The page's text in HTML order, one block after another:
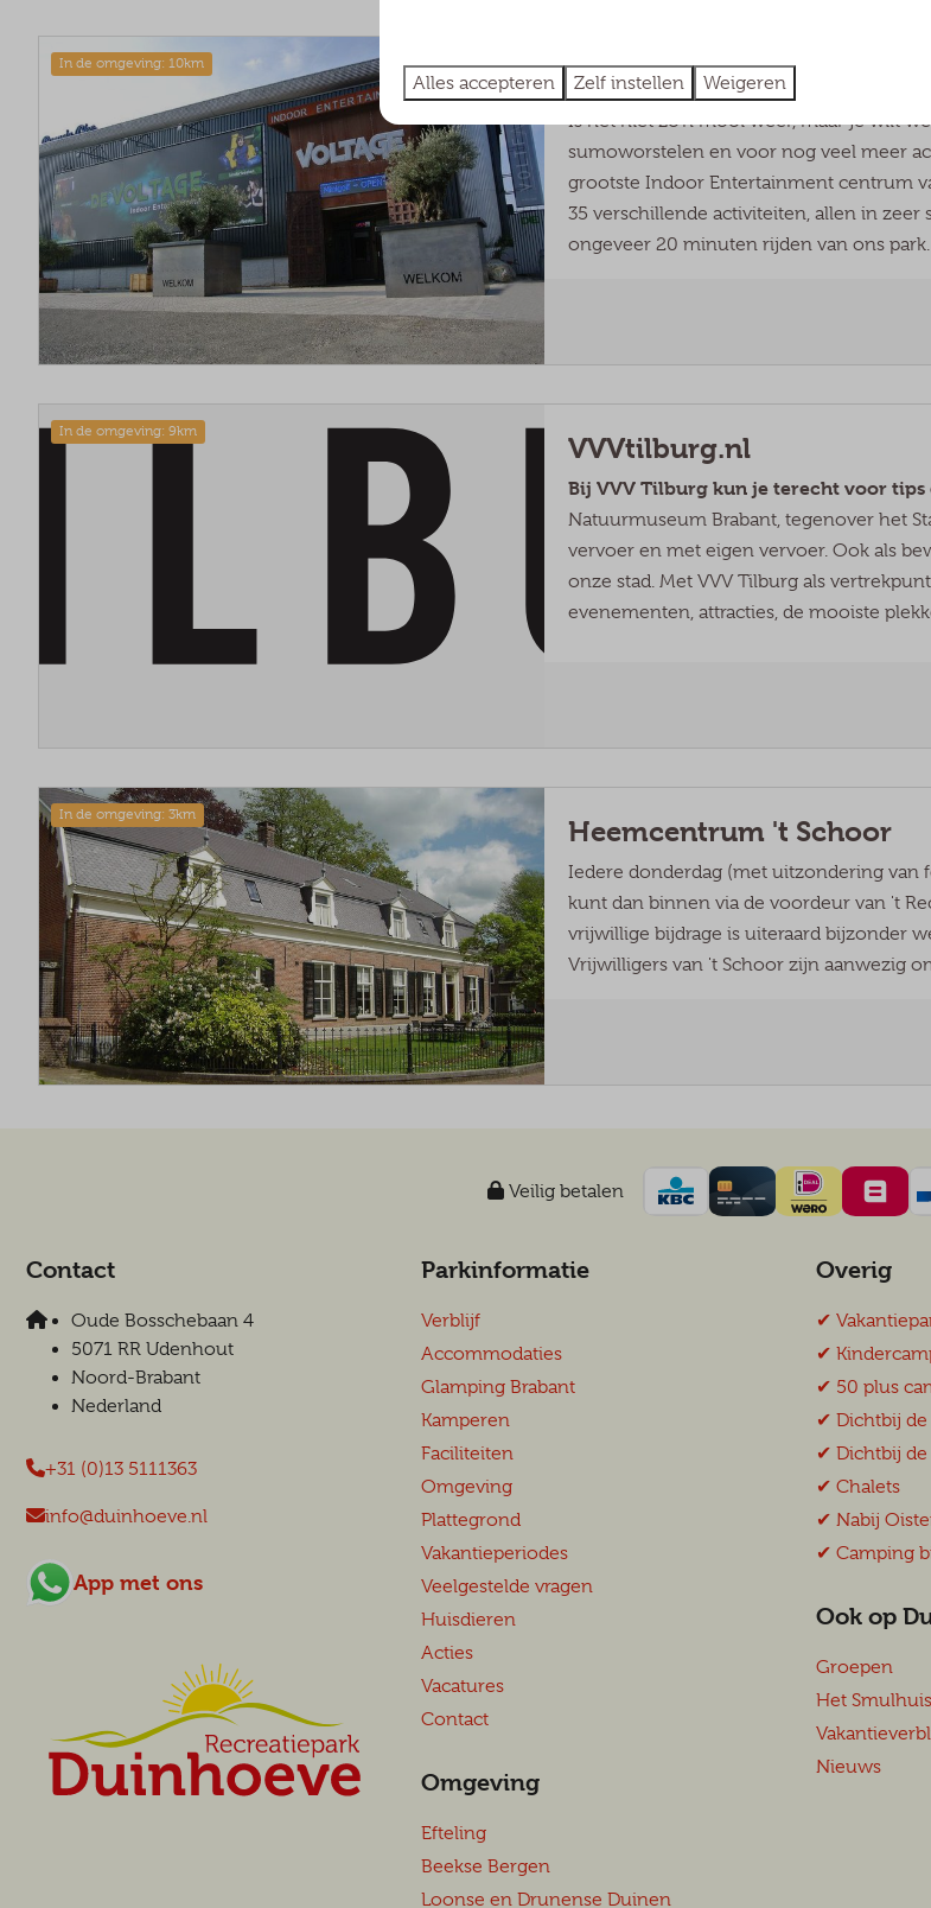
In de omgeving: 10km
De Voltage
Is het niet zo’n mooi weer, maar je wilt
sumoworstelen en voor nog veel meer
grootste Indoor Entertainment centrum
35 verschillende activiteiten, allen in
ongeveer 20 minuten rijden van ons park.
In de omgeving: 9km
VVVtilburg.nl
BijVVV Tilburg kun je terecht voor
Natuurmuseum Brabant, tegenover het
vervoer en met eigen vervoer. Ook als
onze stad. Met VVV Tilburg als
evenementen, attracties, de mooiste
In de omgeving: 3km
Heemcentrum 't Schoor
Iedere donderdag (met uitzondering van
kunt dan binnen via de voordeur van 't
vrijwillige bijdrage is uiteraard bijzonder
Vrijwilligers van 't Schoor zijn aanwezig
Veilig betalen
Contact
Oude Bosschebaan 4
5071 RR Udenhout
Noord-Brabant
Nederland
+31 (0)13 5111363
info@duinhoeve.nl
App met ons
Parkinformatie
Verblijf
Accommodaties
Glamping Brabant
Kamperen
Faciliteiten
Omgeving
Plattegrond
Vakantieperiodes
Veelgestelde vragen
Huisdieren
Acties
Vacatures
Contact
Omgeving
Efteling
Beekse Bergen
Loonse en Drunense Duinen
Overig
✔︎
✔︎
✔︎ 50 plus
✔︎ Dichtbij
✔︎ Dichtbij de
✔︎ Chalets
✔︎ Nabij
✔︎ Camping
Ook op
Groepen
Het Smulhuis
Nieuws
Alles accepteren Zelf instellen Weigeren